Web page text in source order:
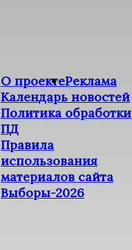
О проектеРеклама
Календарь новостей
Политика обработки
ПД
Правила
использования
материалов сайта
Выборы-2026